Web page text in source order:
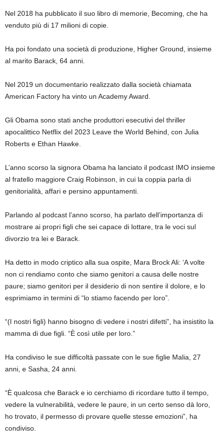
Nel 2018 ha pubblicato il suo libro di memorie, Becoming, che ha
venduto più di 17 milioni di copie.
Ha poi fondato una società di produzione, Higher Ground, insieme
al marito Barack, 64 anni.
Nel 2019 un documentario realizzato dalla società chiamata
American Factory ha vinto un Academy Award.
Gli Obama sono stati anche produttori esecutivi del thriller
apocalittico Netflix del 2023 Leave the World Behind, con Julia
Roberts e Ethan Hawke.
L’anno scorso la signora Obama ha lanciato il podcast IMO insieme
al fratello maggiore Craig Robinson, in cui la coppia parla di
genitorialità, affari e persino appuntamenti.
Parlando al podcast l’anno scorso, ha parlato dell’importanza di
mostrare ai propri figli che sei capace di lottare, tra le voci sul
divorzio tra lei e Barack.
Ha detto in modo criptico alla sua ospite, Mara Brock Ali: ‘A volte
non ci rendiamo conto che siamo genitori a causa delle nostre
paure; siamo genitori per il desiderio di non sentire il dolore, e lo
esprimiamo in termini di “lo stiamo facendo per loro”.
“(I nostri figli) hanno bisogno di vedere i nostri difetti”, ha insistito la
mamma di due figli. “È così utile per loro.”
Ha condiviso le sue difficoltà passate con le sue figlie Malia, 27
anni, e Sasha, 24 anni.
“È qualcosa che Barack e io cerchiamo di ricordare tutto il tempo,
vedere la vulnerabilità, vedere le paure, in un certo senso dà loro,
ho trovato, il permesso di provare quelle stesse emozioni”, ha
condiviso.